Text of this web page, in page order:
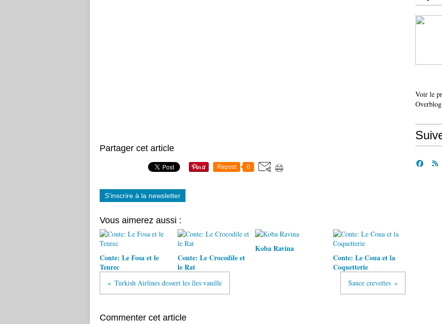
Partager cet article
Repost 0
S'inscrire à la newsletter
Vous aimerez aussi :
Conte: Le Fosa et le
Tenrec
Conte: Le Crocodile et
le Rat
Koba Ravina
Conte: Le Coua et la
Coquetterie
Turkish Airlines dessert les îles vanille Sauce crevettes
Commenter cet article
Voir le
Overblog